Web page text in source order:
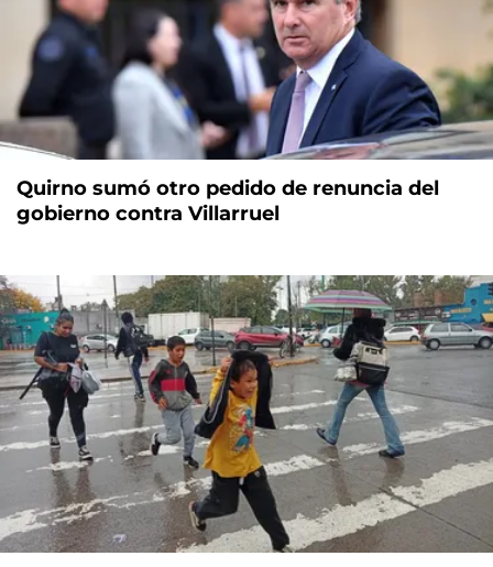
Quirno sumó otro pedido de renuncia del
gobierno contra Villarruel